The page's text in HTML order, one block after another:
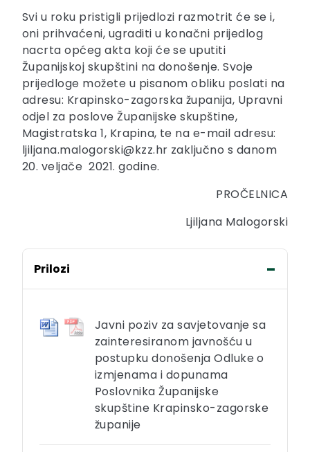
Svi u roku pristigli prijedlozi razmotrit će se i,
oni prihvaćeni, ugraditi u konačni prijedlog
nacrta općeg akta koji će se uputiti
Županijskoj skupštini na donošenje. Svoje
prijedloge možete u pisanom obliku poslati na
adresu: Krapinsko-zagorska županija, Upravni
odjel za poslove Županijske skupštine,
Magistratska 1, Krapina, te na e-mail adresu:
ljiljana.malogorski@kzz.hr zaključno s danom
20. veljače 2021. godine.
PROČELNICA
Ljiljana Malogorski
Prilozi
Javni poziv za savjetovanje sa
zainteresiranom javnošću u
postupku donošenja Odluke o
izmjenama i dopunama
Poslovnika Županijske
skupštine Krapinsko-zagorske
županije